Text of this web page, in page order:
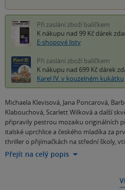
Při zaslání zboží balíčkem
K nákupu nad 99 Kč dárek
E-shopové listy
Při zaslání zboží balíčkem
K nákupu nad 699 Kč dárek
Karel IV. v kouzelném kukátku
Michaela Klevisová, Jana Poncarová,
Klabouchová, Scarlett Wilková a další
připravily pestrou mozaiku originálních
italské uprchlice a českého mladíka za
thriller o přijímačkách na střední školy,
Přejít na celý popis